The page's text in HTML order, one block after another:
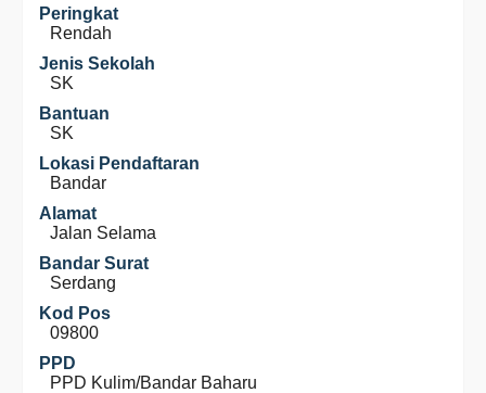
Peringkat
Rendah
Jenis Sekolah
SK
Bantuan
SK
Lokasi Pendaftaran
Bandar
Alamat
Jalan Selama
Bandar Surat
Serdang
Kod Pos
09800
PPD
PPD Kulim/Bandar Baharu